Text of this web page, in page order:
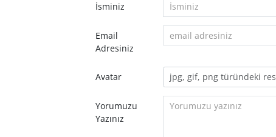
İsminiz
Email
Adresiniz
Avatar
Yorumuzu
Yazınız